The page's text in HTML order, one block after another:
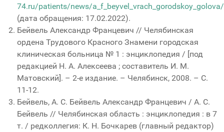
74.ru/patients/news/a_f_beyvel_vrach_gorodskoy_golova/
(дата обращения: 17.02.2022).
Бейвель Александр Францевич // Челябинская
ордена Трудового Красного Знамени городская
клиническая больница № 1 : энциклопедия / [под
редакцией Н. А. Алексеева ; составитель И. М.
Матовский]. – 2-е издание. – Челябинск, 2008. – С.
11-12.
Бейвель, А. С. Бейвель Александр Францевич / А. С.
Бейвель // Челябинская область : энциклопедия : в 7
т. / редколлегия: К. Н. Бочкарев (главный редактор)